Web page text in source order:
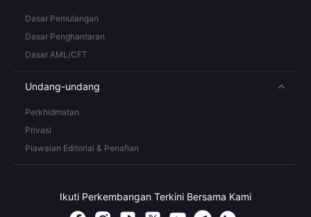
Dasar Pemulangan
Dasar Penghantaran
Dasar AML/CFT
Undang-undang
Perkhidmatan
Privasi
Piawaian Editorial & Penafian
Ikuti Perkembangan Terkini Bersama Kami